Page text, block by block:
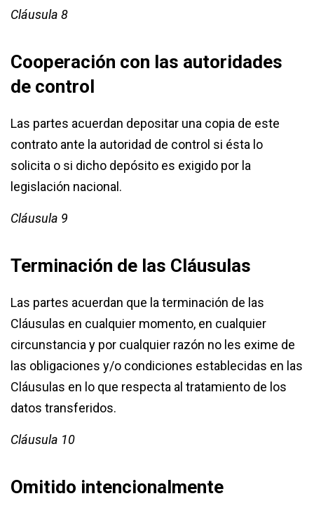
Cláusula 8
Cooperación con las autoridades
de control
Las partes acuerdan depositar una copia de este
contrato ante la autoridad de control si ésta lo
solicita o si dicho depósito es exigido por la
legislación nacional.
Cláusula 9
Terminación de las Cláusulas
Las partes acuerdan que la terminación de las
Cláusulas en cualquier momento, en cualquier
circunstancia y por cualquier razón no les exime de
las obligaciones y/o condiciones establecidas en las
Cláusulas en lo que respecta al tratamiento de los
datos transferidos.
Cláusula 10
Omitido intencionalmente